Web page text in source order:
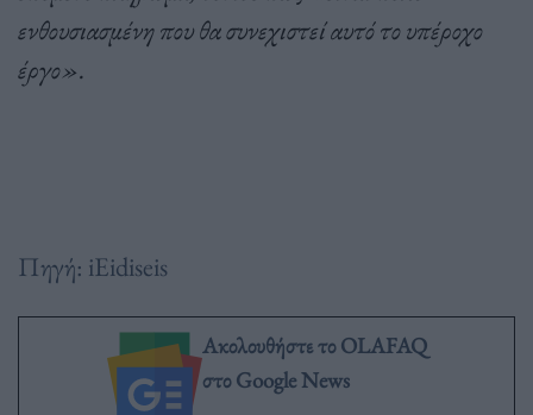
ενθουσιασμένη που θα συνεχιστεί αυτό το υπέροχο
έργο».
Πηγή: iEidiseis
Ακολουθήστε το OLAFAQ
στο Google News